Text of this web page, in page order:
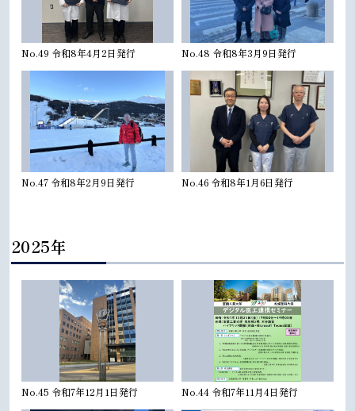
No.49 令和8年4月2日発行 No.48 令和8年3月9日発行
No.47 令和8年2月9日発行 No.46 令和8年1月6日発行
2025年
No.45 令和7年12月1日発行 No.44 令和7年11月4日発行